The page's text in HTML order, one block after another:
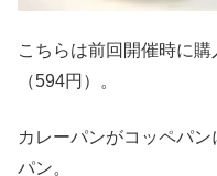
こちらは前回開催時に
（594円）。
カレーパンがコッペパ
パン。